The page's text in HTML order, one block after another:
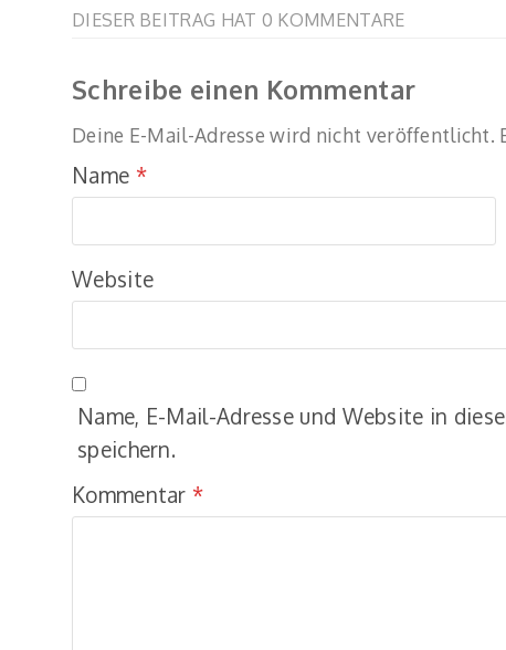
DIESER BEITRAG HAT 0 KOMMENTARE
Schreibe einen Kommentar
Deine E-Mail-Adresse wird nicht veröffentlicht.
Name *
Website
Name, E-Mail-Adresse und Website in
speichern.
Kommentar *